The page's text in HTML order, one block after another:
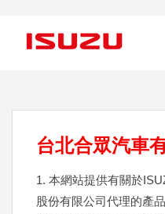
台北合眾汽車
1. 本網站提供有關於
股份有限公司代理的產